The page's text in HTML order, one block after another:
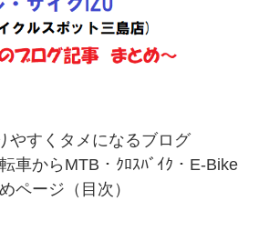
やすくタメになるブログ
らMTB・ｸﾛｽﾊﾞｲｸ・E-Bike
ージ（目次）